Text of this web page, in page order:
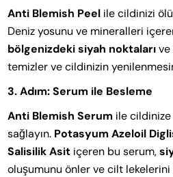
Anti Blemish Peel ile cildinizi ölü
Deniz yosunu ve mineralleri
bölgenizdeki siyah noktalarıve
temizler ve cildinizin
3. Adım: Serum ile Besleme
Anti Blemish Serum ile
sağlayın. Potasyum Azeloil
Salisilik Asit içeren bu serum,
oluşumunu önler ve cilt lekelerini